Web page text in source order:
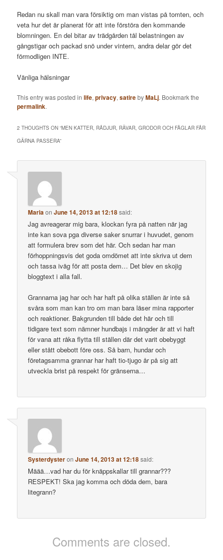
Redan nu skall man vara försiktig om man vistas på tomten, och
veta hur det är planerat för att inte förstöra den kommande
blomningen. En del bitar av trädgården tål belastningen av
gångstigar och packad snö under vintern, andra delar gör det
förmodligen INTE.
Vänliga hälsningar
This entry was posted inlife,privacy,satirebyMaLj. Bookmark the
permalink.
2 THOUGHTS ON “MEN KATTER, RÅDJUR, RÄVAR, GRODOR OCH FÅGLAR FÅR
GÄRNA PASSERA”
Maria onJune 14, 2013 at 12:18said:
Jag avreagerar mig bara, klockan fyra på natten när jag
inte kan sova pga diverse saker snurrar i huvudet, genom
att formulera brev som det här. Och sedan har man
förhoppningsvis det goda omdömet att inte skriva ut dem
och tassa iväg för att posta dem… Det blev en skojig
bloggtext i alla fall.
Grannarna jag har och har haft på olika ställen är inte så
svåra som man kan tro om man bara läser mina rapporter
och reaktioner. Bakgrunden till både det här och till
tidigare text som nämner hundbajs i mängder är att vi haft
för vana att råka flytta till ställen där det varit obebyggt
eller stått obebott före oss. Så barn, hundar och
företagsamma grannar har haft tio-tjugo år på sig att
utveckla brist på respekt för gränserna…
SysterdysteronJune 14, 2013 at 12:18said:
Määä…vad har du för knäppskallar till grannar???
RESPEKT! Ska jag komma och döda dem, bara
litegrann?
Comments are closed.